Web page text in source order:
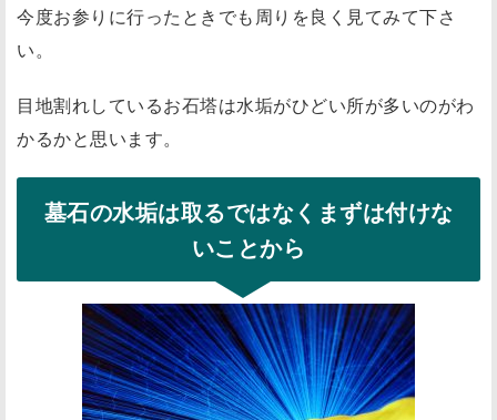
今度お参りに行ったときでも周りを良く見てみて下さ
い。
目地割れしているお石塔は水垢がひどい所が多いのがわ
かるかと思います。
墓石の水垢は取るではなくまずは付けな
いことから